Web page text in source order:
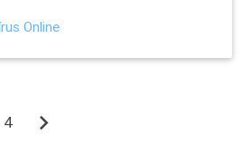
Online
4 navigate_next